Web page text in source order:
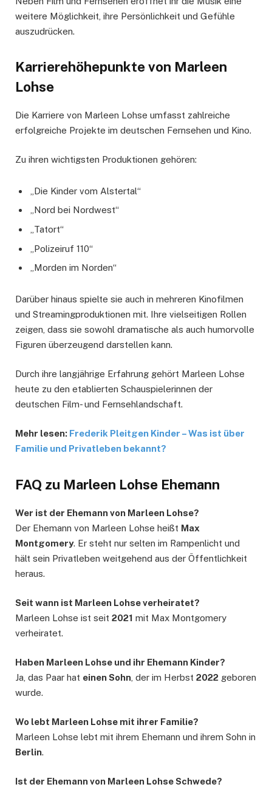
weitere Möglichkeit, ihre Persönlichkeit und Gefühle
auszudrücken.
Karrierehöhepunkte von Marleen
Lohse
Die Karriere von Marleen Lohse umfasst zahlreiche
erfolgreiche Projekte im deutschen Fernsehen und Kino.
Zu ihren wichtigsten Produktionen gehören:
„Die Kinder vom Alstertal“
„Nord bei Nordwest“
„Tatort“
„Polizeiruf 110“
„Morden im Norden“
Darüber hinaus spielte sie auch in mehreren Kinofilmen
und Streamingproduktionen mit. Ihre vielseitigen Rollen
zeigen, dass sie sowohl dramatische als auch humorvolle
Figuren überzeugend darstellen kann.
Durch ihre langjährige Erfahrung gehört Marleen Lohse
heute zu den etablierten Schauspielerinnen der
deutschen Film- und Fernsehlandschaft.
Mehr lesen: Frederik Pleitgen Kinder – Was ist über
Familie und Privatleben bekannt?
FAQ zu Marleen Lohse Ehemann
Wer ist der Ehemann von Marleen Lohse?
Der Ehemann von Marleen Lohse heißt Max
Montgomery. Er steht nur selten im Rampenlicht und
hält sein Privatleben weitgehend aus der Öffentlichkeit
heraus.
Seit wann ist Marleen Lohse verheiratet?
Marleen Lohse ist seit 2021 mit Max Montgomery
verheiratet.
Haben Marleen Lohse und ihr Ehemann Kinder?
Ja, das Paar hat einen Sohn , der im Herbst 2022 geboren
wurde.
Wo lebt Marleen Lohse mit ihrer Familie?
Marleen Lohse lebt mit ihrem Ehemann und ihrem Sohn in
Berlin.
Ist der Ehemann von Marleen Lohse Schwede?